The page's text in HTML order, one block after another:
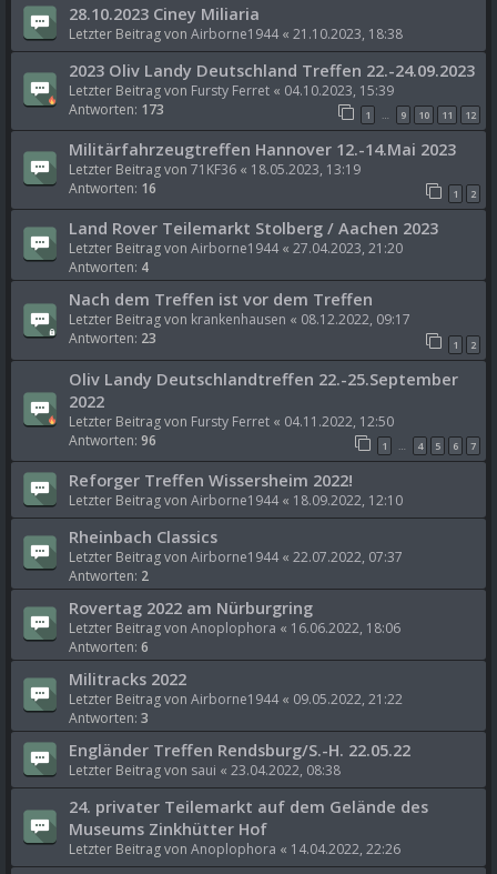
28.10.2023 Ciney Miliaria
Letzter Beitrag von Airborne1944 « 21.10.2023, 18:38
2023 Oliv Landy Deutschland Treffen 22.-24.09.2023
Letzter Beitrag von Fursty Ferret « 04.10.2023, 15:39
Antworten: 173 1 … 9 10 11 12
Militärfahrzeugtreffen Hannover 12.-14.Mai 2023
Letzter Beitrag von 71KF36 « 18.05.2023, 13:19
Antworten: 16 1 2
Land Rover Teilemarkt Stolberg / Aachen 2023
Letzter Beitrag von Airborne1944 « 27.04.2023, 21:20
Antworten: 4
Nach dem Treffen ist vor dem Treffen
Letzter Beitrag von krankenhausen « 08.12.2022, 09:17
Antworten: 23 1 2
Oliv Landy Deutschlandtreffen 22.-25.September
2022
Letzter Beitrag von Fursty Ferret « 04.11.2022, 12:50
Antworten: 96 1 … 4 5 6 7
Reforger Treffen Wissersheim 2022!
Letzter Beitrag von Airborne1944 « 18.09.2022, 12:10
Rheinbach Classics
Letzter Beitrag von Airborne1944 « 22.07.2022, 07:37
Antworten: 2
Rovertag 2022 am Nürburgring
Letzter Beitrag von Anoplophora « 16.06.2022, 18:06
Antworten: 6
Militracks 2022
Letzter Beitrag von Airborne1944 « 09.05.2022, 21:22
Antworten: 3
Engländer Treffen Rendsburg/S.-H. 22.05.22
Letzter Beitrag von saui « 23.04.2022, 08:38
24. privater Teilemarkt auf dem Gelände des
Museums Zinkhütter Hof
Letzter Beitrag von Anoplophora « 14.04.2022, 22:26